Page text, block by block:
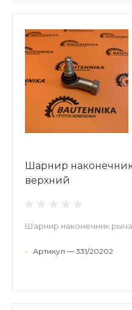
Шарнир
верхний
Шарнир наконечник
• Артикул — 331/20202